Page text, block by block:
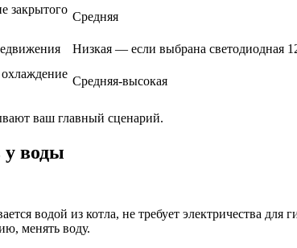
закрытого
Средняя
Низкая — если выбрана светодиодная
охлаждение
Средняя-высокая
ваш главный сценарий.
у воды
водой из котла, не требует электричества для
менять воду.